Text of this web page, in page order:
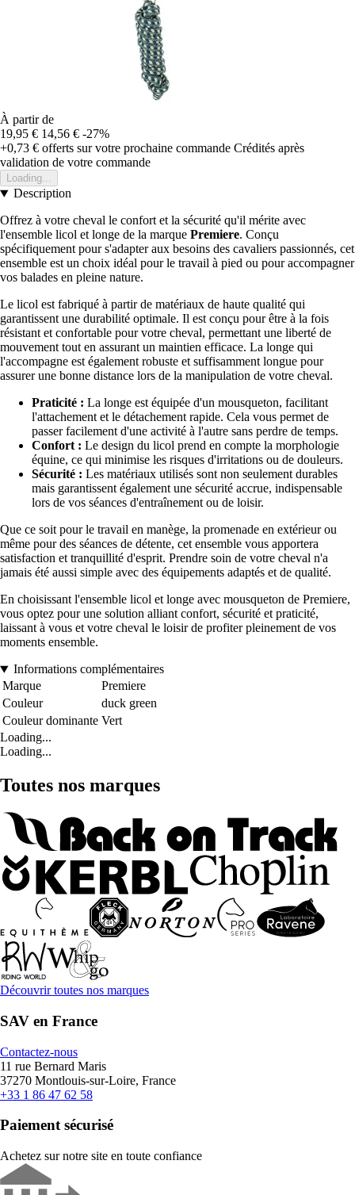
À partir de
19,95 € 14,56 € -27%
+0,73 € offerts sur votre prochaine commande Crédités après
validation de votre commande
Loading...
Description
Offrez à votre cheval le confort et la sécurité qu'il mérite avec
l'ensemble licol et longe de la marque Premiere. Conçu
spécifiquement pour s'adapter aux besoins des cavaliers passionnés, cet
ensemble est un choix idéal pour le travail à pied ou pour accompagner
vos balades en pleine nature.
Le licol est fabriqué à partir de matériaux de haute qualité qui
garantissent une durabilité optimale. Il est conçu pour être à la fois
résistant et confortable pour votre cheval, permettant une liberté de
mouvement tout en assurant un maintien efficace. La longe qui
l'accompagne est également robuste et suffisamment longue pour
assurer une bonne distance lors de la manipulation de votre cheval.
Praticité : La longe est équipée d'un mousqueton, facilitant
l'attachement et le détachement rapide. Cela vous permet de
passer facilement d'une activité à l'autre sans perdre de temps.
Confort : Le design du licol prend en compte la morphologie
équine, ce qui minimise les risques d'irritations ou de douleurs.
Sécurité : Les matériaux utilisés sont non seulement durables
mais garantissent également une sécurité accrue, indispensable
lors de vos séances d'entraînement ou de loisir.
Que ce soit pour le travail en manège, la promenade en extérieur ou
même pour des séances de détente, cet ensemble vous apportera
satisfaction et tranquillité d'esprit. Prendre soin de votre cheval n'a
jamais été aussi simple avec des équipements adaptés et de qualité.
En choisissant l'ensemble licol et longe avec mousqueton de Premiere,
vous optez pour une solution alliant confort, sécurité et praticité,
laissant à vous et votre cheval le loisir de profiter pleinement de vos
moments ensemble.
Informations complémentaires
Marque
Premiere
Couleur
duck green
Couleur dominante Vert
Loading...
Loading...
Toutes nos marques
Découvrir toutes nos marques
SAV en France
Contactez-nous
11 rue Bernard Maris
37270 Montlouis-sur-Loire, France
+33 1 86 47 62 58
Paiement sécurisé
Achetez sur notre site en toute confiance